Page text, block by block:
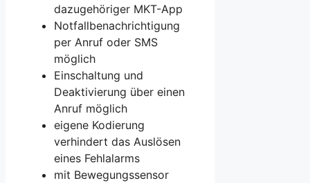
dazugehöriger MKT-App
Notfallbenachrichtigung
per Anruf oder SMS
möglich
Einschaltung und
Deaktivierung über einen
Anruf möglich
eigene Kodierung
verhindert das Auslösen
eines Fehlalarms
mit Bewegungssensor